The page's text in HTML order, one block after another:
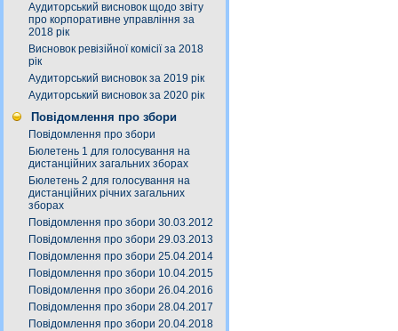
Аудиторський висновок щодо звіту
про корпоративне управління за
2018 рік
Висновок ревізійної комісії за 2018
рік
Аудиторський висновок за 2019 рік
Аудиторський висновок за 2020 рік
Повідомлення про збори
Повідомлення про збори
Бюлетень 1 для голосування на
дистанційних загальних зборах
Бюлетень 2 для голосування на
дистанційних річних загальних
зборах
Повідомлення про збори 30.03.2012
Повідомлення про збори 29.03.2013
Повідомлення про збори 25.04.2014
Повідомлення про збори 10.04.2015
Повідомлення про збори 26.04.2016
Повідомлення про збори 28.04.2017
Повідомлення про збори 20.04.2018